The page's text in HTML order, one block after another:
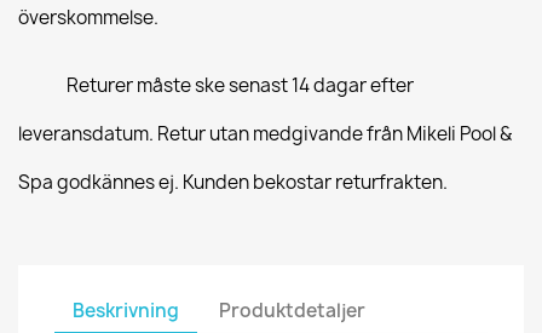
överskommelse.
Returer måste ske senast 14 dagar efter
leveransdatum. Retur utan medgivande från Mikeli Pool &
Spa godkännes ej. Kunden bekostar returfrakten.
Beskrivning Produktdetaljer